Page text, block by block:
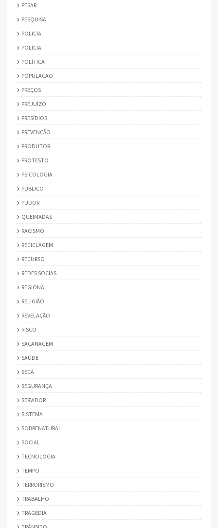
PESAR
PESQUISA
POLICIA
POLÍCIA
POLÍTICA
POPULACAO
PREÇOS
PREJUÍZO
PRESÍDIOS
PREVENÇÃO
PRODUTOR
PROTESTO
PSICOLOGIA
PÚBLICO
PUDOR
QUEIMADAS
RACISMO
RECICLAGEM
RECURSO
REDES SOCIAS
REGIONAL
RELIGIÃO
REVELAÇÃO
RISCO
SACANAGEM
SAÚDE
SECA
SEGURANÇA
SERVIDOR
SISTEMA
SOBRENATURAL
SOCIAL
TECNOLOGIA
TEMPO
TERRORISMO
TRABALHO
TRAGÉDIA